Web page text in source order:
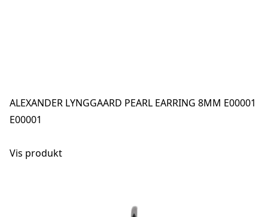
ALEXANDER LYNGGAARD PEARL EARRING 8MM E00001
E00001
Vis produkt